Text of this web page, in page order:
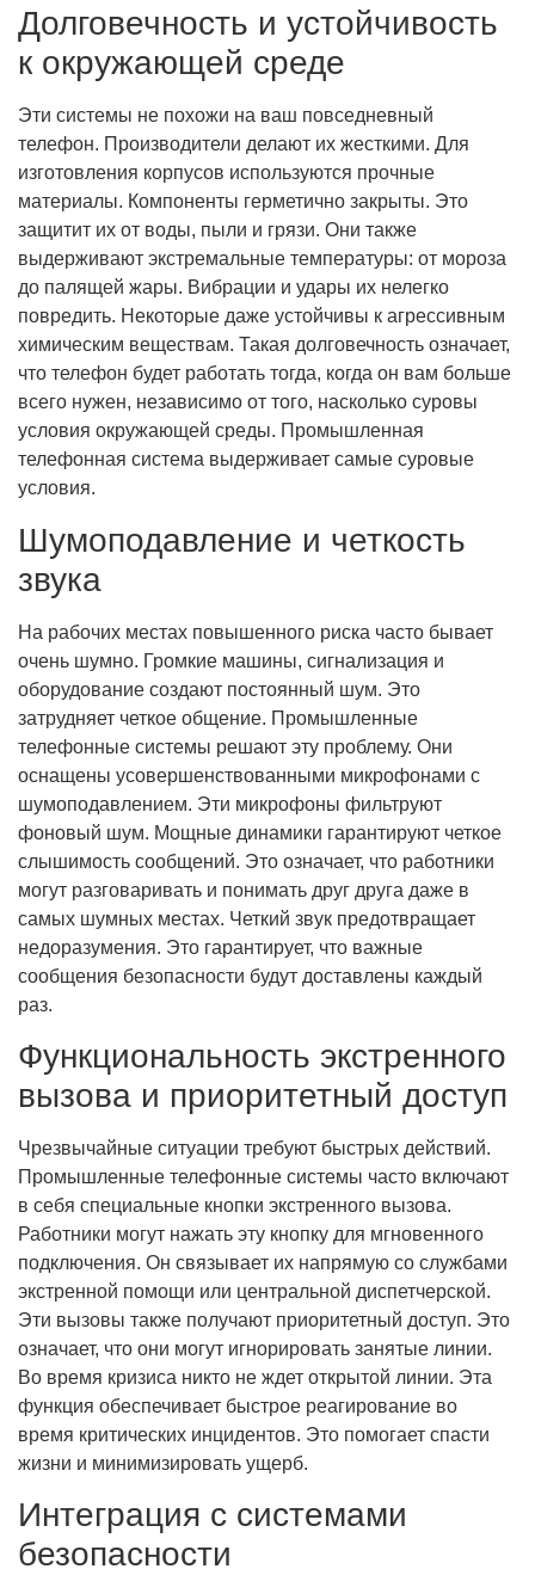
Долговечность и устойчивость
к окружающей среде
Эти системы не похожи на ваш повседневный
телефон. Производители делают их жесткими. Для
изготовления корпусов используются прочные
материалы. Компоненты герметично закрыты. Это
защитит их от воды, пыли и грязи. Они также
выдерживают экстремальные температуры: от мороза
до палящей жары. Вибрации и удары их нелегко
повредить. Некоторые даже устойчивы к агрессивным
химическим веществам. Такая долговечность означает,
что телефон будет работать тогда, когда он вам больше
всего нужен, независимо от того, насколько суровы
условия окружающей среды. Промышленная
телефонная система выдерживает самые суровые
условия.
Шумоподавление и четкость
звука
На рабочих местах повышенного риска часто бывает
очень шумно. Громкие машины, сигнализация и
оборудование создают постоянный шум. Это
затрудняет четкое общение. Промышленные
телефонные системы решают эту проблему. Они
оснащены усовершенствованными микрофонами с
шумоподавлением. Эти микрофоны фильтруют
фоновый шум. Мощные динамики гарантируют четкое
слышимость сообщений. Это означает, что работники
могут разговаривать и понимать друг друга даже в
самых шумных местах. Четкий звук предотвращает
недоразумения. Это гарантирует, что важные
сообщения безопасности будут доставлены каждый
раз.
Функциональность экстренного
вызова и приоритетный доступ
Чрезвычайные ситуации требуют быстрых действий.
Промышленные телефонные системы часто включают
в себя специальные кнопки экстренного вызова.
Работники могут нажать эту кнопку для мгновенного
подключения. Он связывает их напрямую со службами
экстренной помощи или центральной диспетчерской.
Эти вызовы также получают приоритетный доступ. Это
означает, что они могут игнорировать занятые линии.
Во время кризиса никто не ждет открытой линии. Эта
функция обеспечивает быстрое реагирование во
время критических инцидентов. Это помогает спасти
жизни и минимизировать ущерб.
Интеграция с системами
безопасности